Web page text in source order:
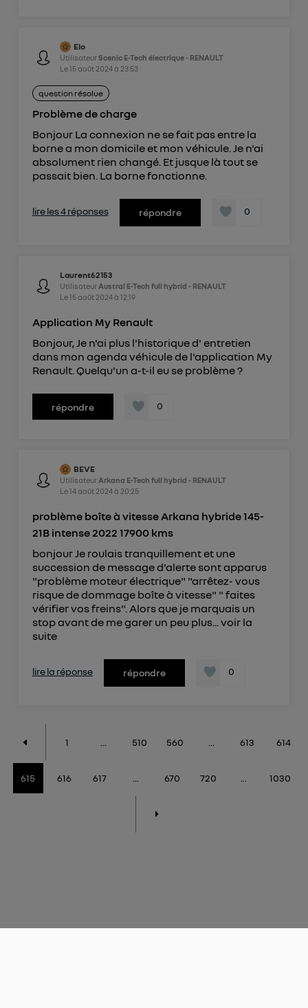
Elo
UtilisateurScenic E-Tech électrique - RENAULT
Le15 août 2024à 23:53
question résolue
Problème de charge
Bonjour La connexion ne se fait pas entre la
borne a mon domicile et mon véhicule. Je n'ai
absolument rien changé. Et jusque là tout se
passait bien. La borne fonctionne.
lire les 4 réponses répondre 0
Laurent62153
Utilisateur Austral E-Tech full hybrid - RENAULT
Le15 août 2024à 12:19
Application My Renault
Bonjour, Je n'ai plus l'historique d' entretien
dans mon agenda véhicule de l'application My
Renault. Quelqu'un a-t-il eu se problème ?
répondre 0
BEVE
Utilisateur Arkana E-Tech full hybrid - RENAULT
Le14 août 2024à 20:25
problème boîte à vitesse Arkana hybride 145-
21B intense 2022 17900 kms
bonjour Je roulais tranquillement et une
succession de message d'alerte sont apparus
"problème moteur électrique" "arrêtez- vous
risque de dommage boîte à vitesse" " faites
vérifier vos freins". Alors que je marquais un
stop avant de me garer un peu plus...voir la
suite
lire la réponse répondre 0
1 510 560 613 614
615 616 617 670 720 1030